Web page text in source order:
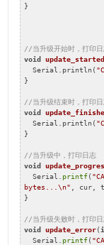
}
//当升级开始时，打印日
void
update_started
  Serial.println(
}
//当升级结束时，打印日
void
  Serial.println(
}
//当升级中，打印日志
void
  Serial.
printf(
bytes...\n" , cur,
}
//当升级失败时，打印日
void
update_error(
  Serial.
printf(